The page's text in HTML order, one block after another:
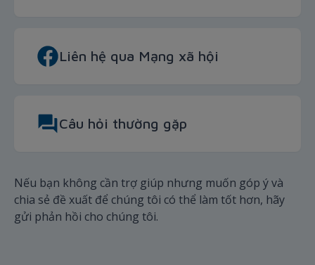
Liên hệ qua Mạng xã hội
Câu hỏi thường gặp
Nếu bạn không cần trợ giúp nhưng muốn góp ý và
chia sẻ đề xuất để chúng tôi có thể làm tốt hơn, hãy
gửi phản hồi cho chúng tôi.